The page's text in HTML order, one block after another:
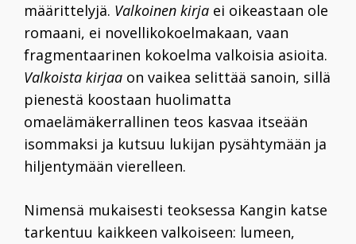
määrittelyjä. Valkoinen kirja ei oikeastaan ole
romaani, ei novellikokoelmakaan, vaan
fragmentaarinen kokoelma valkoisia asioita.
Valkoista kirjaa on vaikea selittää sanoin, sillä
pienestä koostaan huolimatta
omaelämäkerrallinen teos kasvaa itseään
isommaksi ja kutsuu lukijan pysähtymään ja
hiljentymään vierelleen.
Nimensä mukaisesti teoksessa Kangin katse
tarkentuu kaikkeen valkoiseen: lumeen,